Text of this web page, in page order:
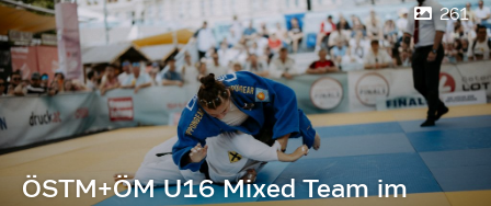
261
ÖSTM+ÖM U16 Mixed Team im